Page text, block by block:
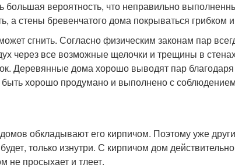
большая вероятность, что неправильно
а стены бревенчатого дома покрываться грибком
сгнить. Согласно физическим законам пар
через все возможные щелочки и трещины в стенах
Деревянные дома хорошо выводят пар благодаря
хорошо продумано и выполнено с
обкладывают его кирпичом. Поэтому уже
только изнутри. С кирпичом дом
не просыхает и тлеет.